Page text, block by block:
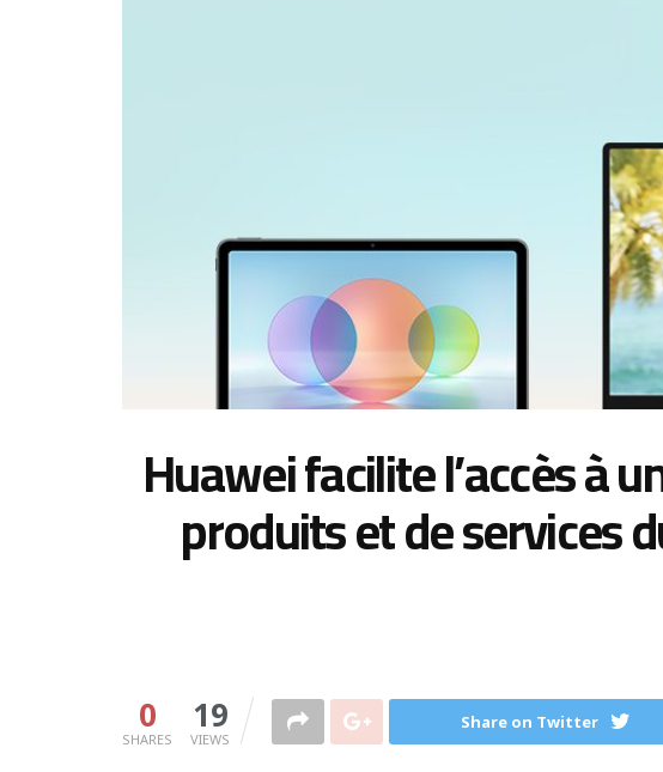
Huawei facilite l’accès à
produits et de services
0
SHARES
19
VIEWS
Share on Twitter